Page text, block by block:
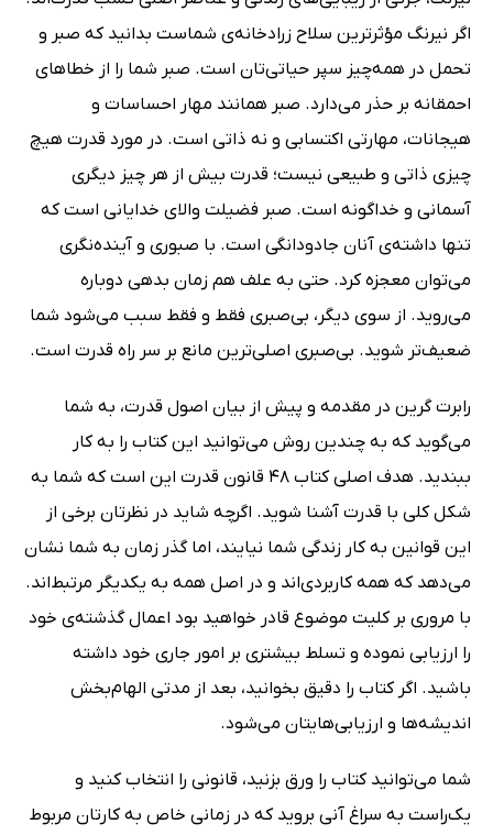
اگر نیرنگ مؤثرترین سلاح زرادخانه‌ی شماست بدانید که صبر و
تحمل در همه‌‌چیز سپر حیاتی‌تان است. صبر شما را از خطاهای
احمقانه بر حذر می‌دارد. صبر همانند مهار احساسات و
هیجانات، مهارتی اکتسابی و نه ذاتی است. در مورد قدرت هیچ‌
چیزی ذاتی و طبیعی نیست؛ قدرت بیش از هر چیز دیگری
آسمانی و خداگونه است. صبر فضیلت والای خدایانی است که
تنها داشته‌ی آنان جادودانگی است. با صبوری و آینده‌نگری
می‌توان معجزه کرد. حتی به علف هم زمان بدهی دوباره
می‌روید. از سوی دیگر، بی‌صبری فقط و فقط سبب می‌شود شما
ضعیف‌تر شوید. بی‌صبری اصلی‌ترین مانع بر سر راه قدرت است.
رابرت گرین در مقدمه و پیش از بیان اصول قدرت، به شما
می‌گوید که به چندین روش می‌توانید این کتاب را به کار
ببندید. هدف اصلی کتاب 48 قانون قدرت این است که شما به
شکل کلی با قدرت آشنا شوید. اگرچه شاید در نظرتان برخی از
این قوانین به کار زندگی شما نیایند، اما گذر زمان به شما نشان
می‌دهد که همه کاربردی‌اند و در اصل همه به یکدیگر مرتبط‌اند.
با مروری بر کلیت موضوع قادر خواهید بود اعمال گذشته‌ی خود
را ارزیابی نموده و تسلط بیشتری بر امور جاری خود داشته
باشید. اگر کتاب را دقیق بخوانید، بعد از مدتی الهام‌بخش
اندیشه‌ها و ارزیابی‌هایتان می‌شود.
شما می‌توانید کتاب را ورق بزنید، قانونی را انتخاب کنید و
یک‌راست به سراغ آنی بروید که در زمانی خاص به کارتان مربوط